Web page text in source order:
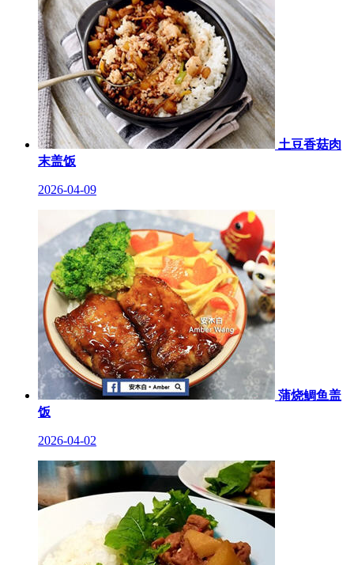
土豆香菇肉
末盖饭
2026-04-09
蒲烧鲷鱼盖
饭
2026-04-02